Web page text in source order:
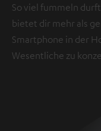
So viel fummeln
bietet dir mehr als
Smartphone in der
Wesentliche zu